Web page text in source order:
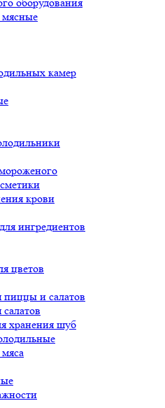
камер
крови
ингредиентов
цветов
и салатов
хранения шуб